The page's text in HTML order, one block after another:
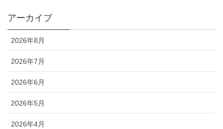
アーカイブ
2026年8月
2026年7月
2026年6月
2026年5月
2026年4月